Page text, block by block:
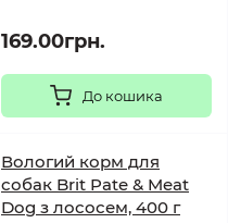
169.00грн.
До кошика
Вологий корм для
собак Brit Pate & Meat
Dog з лососем, 400 г